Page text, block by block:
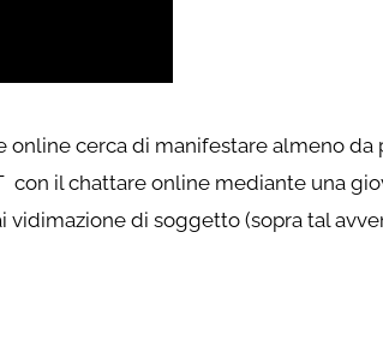
online cerca di manifestare almeno
il chattare online mediante una
di soggetto (sopra tal